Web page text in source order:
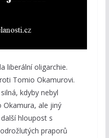
liberální oligarchie.
Tomio Okamurovi.
kdyby nebyl
ale jiný
hloupost s
praporů